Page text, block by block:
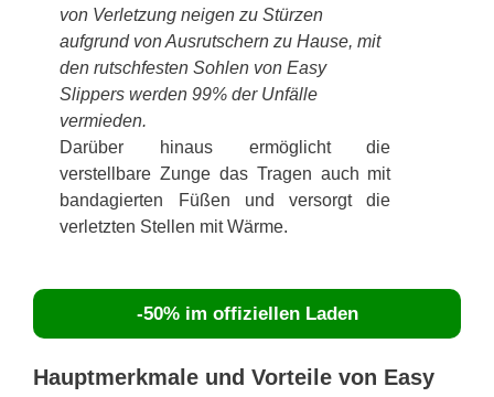
von Verletzung neigen zu Stürzen
aufgrund von Ausrutschern zu Hause, mit
den rutschfesten Sohlen von Easy
Slippers werden 99% der Unfälle
vermieden.
Darüber hinaus ermöglicht die
verstellbare Zunge das Tragen auch mit
bandagierten Füßen und versorgt die
verletzten Stellen mit Wärme.
-50% im offiziellen Laden
Hauptmerkmale und Vorteile von Easy